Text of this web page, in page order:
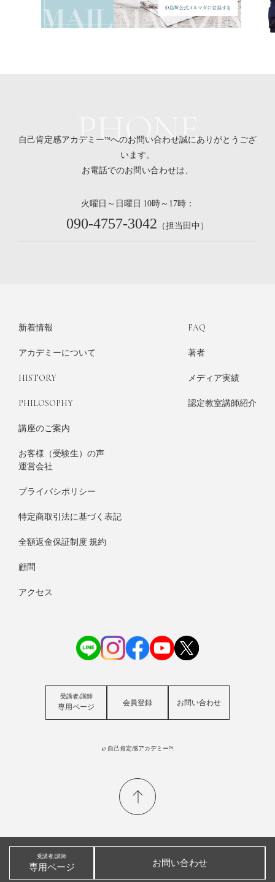
PHONE
自己肯定感アカデミー™へのお問い合わせ誠にありがとうござ
います。
お電話でのお問い合わせは、
火曜日～日曜日 10時～ 17時：
090-4757-3042 （担当田中）
新着情報
アカデミーについて
HISTORY
PHILOSOPHY
講座のご案内
お客様（受験生）の声
FAQ
著者
メディア実績
認定教室講師紹介
運営会社
プライバシポリシー
特定商取引法に基づく表記
全額返金保証制度 規約
顧問
アクセス
受講者/講師
専用ページ 会員登録 お問い合わせ
© 自己肯定感アカデミー™.
受講者/講師
専用ページ お問い合わせ